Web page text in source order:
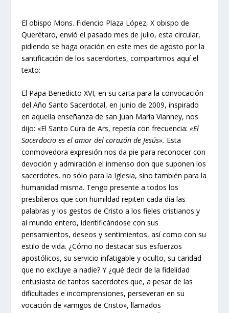
El obispo Mons. Fidencio Plaza López, X obispo de
Querétaro, envió el pasado mes de julio, esta circular,
pidiendo se haga oración en este mes de agosto por la
santificación de los sacerdortes, compartimos aquí el
texto:
El Papa Benedicto XVI, en su carta para la convocación
del Año Santo Sacerdotal, en junio de 2009, inspirado
en aquella enseñanza de san Juan María Vianney, nos
dijo: «El Santo Cura de Ars, repetía con frecuencia:«El
Sacerdocio es el amor del corazón de Jesús». Esta
conmovedora expresión nos da pie para reconocer con
devoción y admiración el inmenso don que suponen los
sacerdotes, no sólo para la Iglesia, sino también para la
humanidad misma. Tengo presente a todos los
presbíteros que con humildad repiten cada día las
palabras y los gestos de Cristo a los fieles cristianos y
al mundo entero, identificándose con sus
pensamientos, deseos y sentimientos, así como con su
estilo de vida. ¿Cómo no destacar sus esfuerzos
apostólicos, su servicio infatigable y oculto, su caridad
que no excluye a nadie? Y ¿qué decir de la fidelidad
entusiasta de tantos sacerdotes que, a pesar de las
dificultades e incomprensiones, perseveran en su
vocación de «amigos de Cristo», llamados